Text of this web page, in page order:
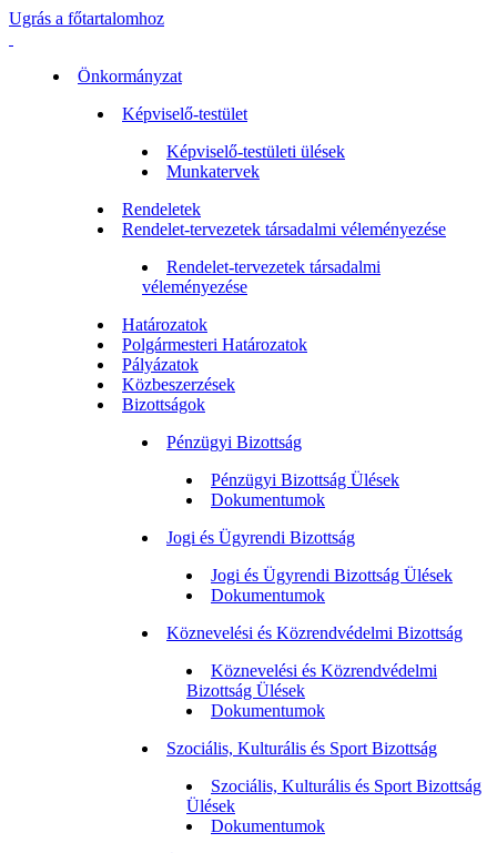
Ugrás a főtartalomhoz
Önkormányzat
Képviselő-testület
Képviselő-testületi ülések
Munkatervek
Rendeletek
Rendelet-tervezetek társadalmi véleményezése
Rendelet-tervezetek társadalmi
véleményezése
Határozatok
Polgármesteri Határozatok
Pályázatok
Közbeszerzések
Bizottságok
Pénzügyi Bizottság
Pénzügyi Bizottság Ülések
Dokumentumok
Jogi és Ügyrendi Bizottság
Jogi és Ügyrendi Bizottság Ülések
Dokumentumok
Köznevelési és Közrendvédelmi Bizottság
Köznevelési és Közrendvédelmi
Bizottság Ülések
Dokumentumok
Szociális, Kulturális és Sport Bizottság
Szociális, Kulturális és Sport Bizottság
Ülések
Dokumentumok